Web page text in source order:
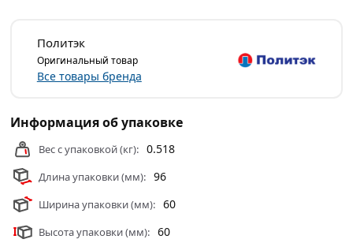
Политэк
Оригинальный товар
Все товары бренда
Информация об упаковке
Вес с упаковкой (кг): 0.518
Длина упаковки (мм): 96
Ширина упаковки (мм): 60
Высота упаковки (мм): 60